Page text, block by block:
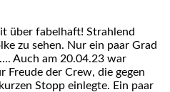
über fabelhaft! Strahlend
zu sehen. Nur ein paar Grad
Auch am 20.04.23 war
Freude der Crew, die gegen
Stopp einlegte. Ein paar